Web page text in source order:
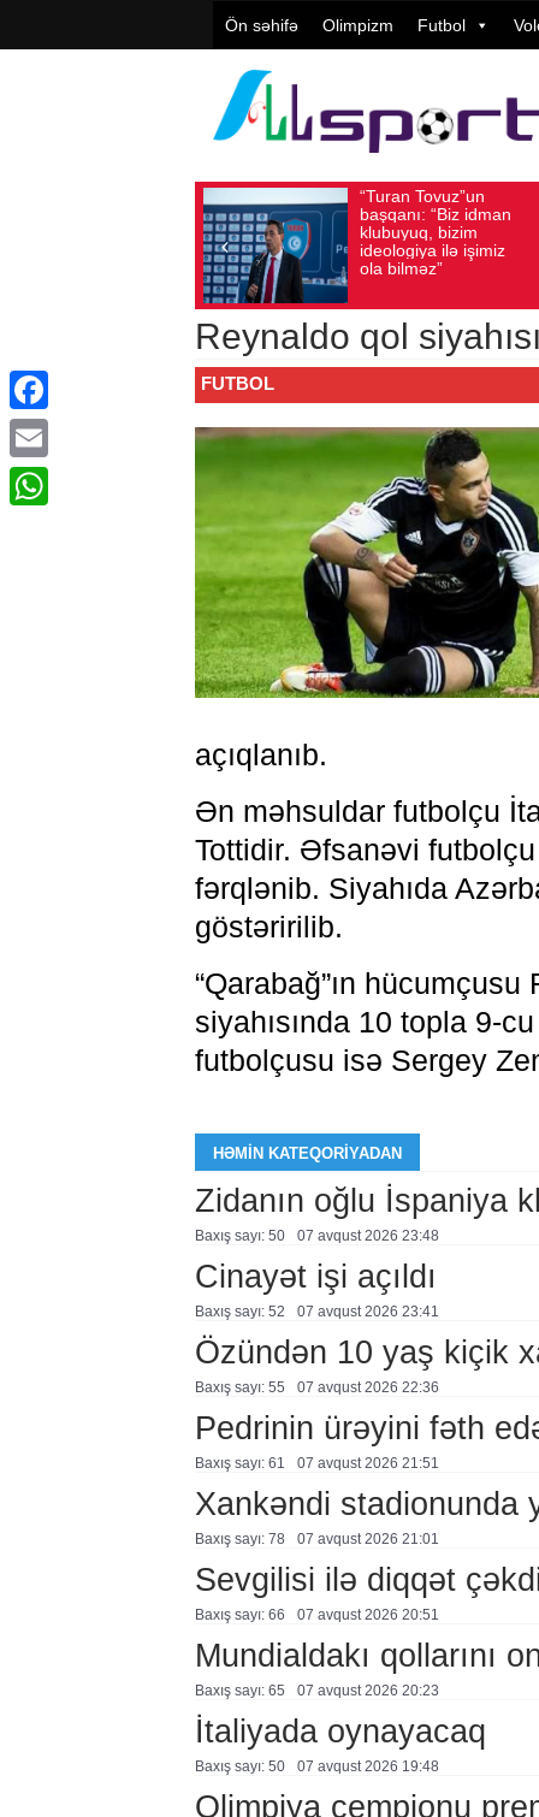
Ön səhifə Olimpizm Futbol
“Turan Tovuz”un
başqanı: “Biz idman
klubuyuq, bizim
ideologiya ilə işimiz
ola bilməz”
Baxış sayı: 204
Avqust 05, 2026
Reynaldo qol
FUTBOL
açıqlanıb.
Ən məhsuldar futbolçu
Tottidir. Əfsanəvi
fərqlənib. Siyahıda
göstəririlib.
“Qarabağ”ın
siyahısında 10 topla 9-
futbolçusu isə Sergey
HƏMIN KATEQORIYADAN
Zidanın oğlu İspaniya
Baxış sayı: 50 07 avqust 2026 23:48
Cinayət işi açıldı
Baxış sayı: 52 07 avqust 2026 23:41
Özündən 10 yaş kiçik
Baxış sayı: 55 07 avqust 2026 22:36
Pedrinin ürəyini fəth
Baxış sayı: 61 07 avqust 2026 21:51
Xankəndi stadionunda
Baxış sayı: 78 07 avqust 2026 21:01
Sevgilisi ilə diqqət
Baxış sayı: 66 07 avqust 2026 20:51
Mundialdakı qollarını
Baxış sayı: 65 07 avqust 2026 20:23
İtaliyada oynayacaq
Baxış sayı: 50 07 avqust 2026 19:48
Olimpiya çempionu
Facebook
Email